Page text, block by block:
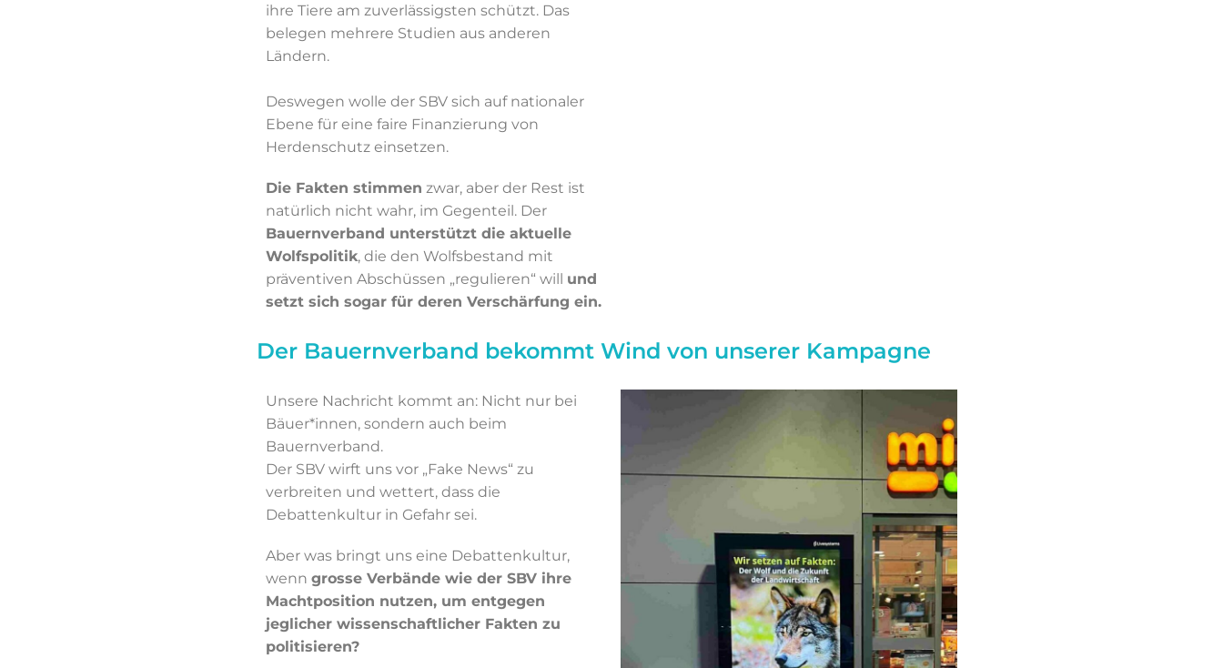
ihre Tiere am zuverlässigsten schützt. Das
belegen mehrere Studien aus anderen
Ländern.
Deswegen wolle der SBV sich auf nationaler
Ebene für eine faire Finanzierung von
Herdenschutz einsetzen.
Die Fakten stimmen zwar, aber der Rest ist
natürlich nicht wahr, im Gegenteil. Der
Bauernverband unterstützt die aktuelle
Wolfspolitik, die den Wolfsbestand mit
präventiven Abschüssen „regulieren“ will und
setzt sich sogar für deren Verschärfung ein.
Der Bauernverband bekommt Wind von unserer Kampagne
Unsere Nachricht kommt an: Nicht nur bei
Bäuer*innen, sondern auch beim
Bauernverband.
Der SBV wirft uns vor „Fake News“ zu
verbreiten und wettert, dass die
Debattenkultur in Gefahr sei.
Aber was bringt uns eine Debattenkultur,
wenn grosse Verbände wie der SBV ihre
Machtposition nutzen, um entgegen
jeglicher wissenschaftlicher Fakten zu
politisieren?